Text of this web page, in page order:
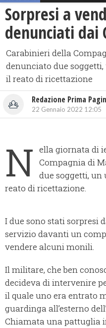
Sorpresi a
denunciati dai
Carabinieri della
denunciato due
il reato di ricettazione
Redazione Prima
22 Gennaio 2022 12:05
N ella giornata di
Compagnia di
due soggetti, un
reato di ricettazione.
I due sono stati sorpresi
servizio davanti un
vendere alcuni monili.
Il militare, che ben
decideva di intervenire
il quale uno era entrato
guardinga all’esterno
Chiamata una pattuglia